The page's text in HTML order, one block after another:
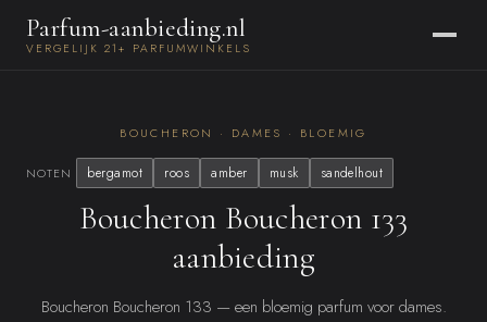
Parfum-aanbieding.nl
VERGELIJK 21+ PARFUMWINKELS
BOUCHERON · DAMES · BLOEMIG
NOTEN bergamot roos amber musk sandelhout
Boucheron Boucheron 133
aanbieding
Boucheron Boucheron 133 — een bloemig parfum voor dames.